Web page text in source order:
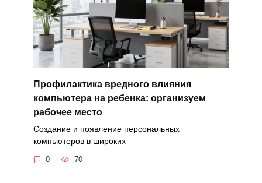
Профилактика вредного влияния
компьютера на ребенка: организуем
рабочее место
Создание и появление персональных
компьютеров в широких
0 70